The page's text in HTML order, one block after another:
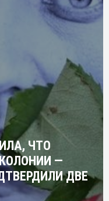
ЧТО
—
ДВЕ